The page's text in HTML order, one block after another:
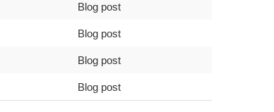
Blog post
Blog post
Blog post
Blog post